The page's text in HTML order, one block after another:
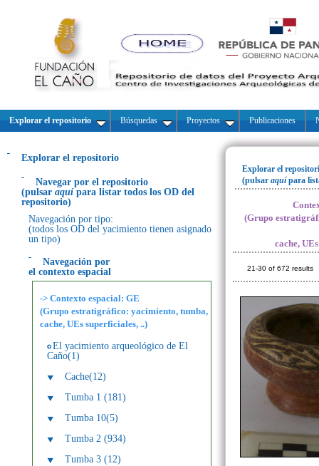
Explorar el repositorio Búsquedas Proyectos Publicaciones
Explorar el repositorio
Navegar por el repositorio
(pulsar aquí para listar todos los OD del
repositorio)
Navegación por tipo:
(todos los OD del yacimiento tienen asignado
un tipo)
Navegación por
el contexto espacial
-> Contexto espacial: GE
(Grupo estratigráfico: yacimiento, tumba,
cache, UEs superficiales, ..)
El yacimiento arqueológico de El
Caño(1)
Cache(12)
Tumba 1 (181)
Tumba 10(5)
Tumba 2 (934)
Tumba 3 (12)
Explorar el
(pulsar aquípara
(Grupo
cache,
21-30 of 672 results